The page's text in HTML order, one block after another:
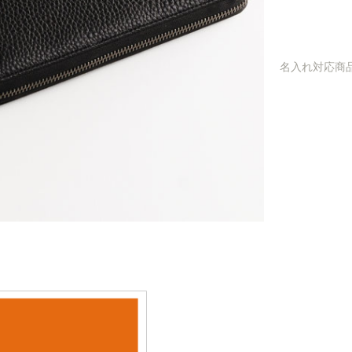
名入れ対応商